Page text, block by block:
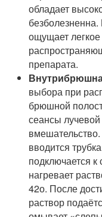
обладает
ощущает
препарата.
выбора при
брюшной
сеансы лучевой
вводится
подключается
нагревает
42о. После
раствор